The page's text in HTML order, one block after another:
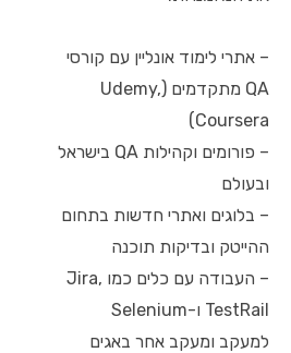
– אתרי לימוד אונליין עם קורסי
QA מתקדמים (Udemy,
Coursera)
– פורומים וקהילות QA בישראל
ובעולם
– בלוגים ואתרי חדשות בתחום
ההייטק ובדיקות תוכנה
– העבודה עם כלים כמו Jira,
TestRail ו-Selenium
למעקב ומעקב אחר באגים